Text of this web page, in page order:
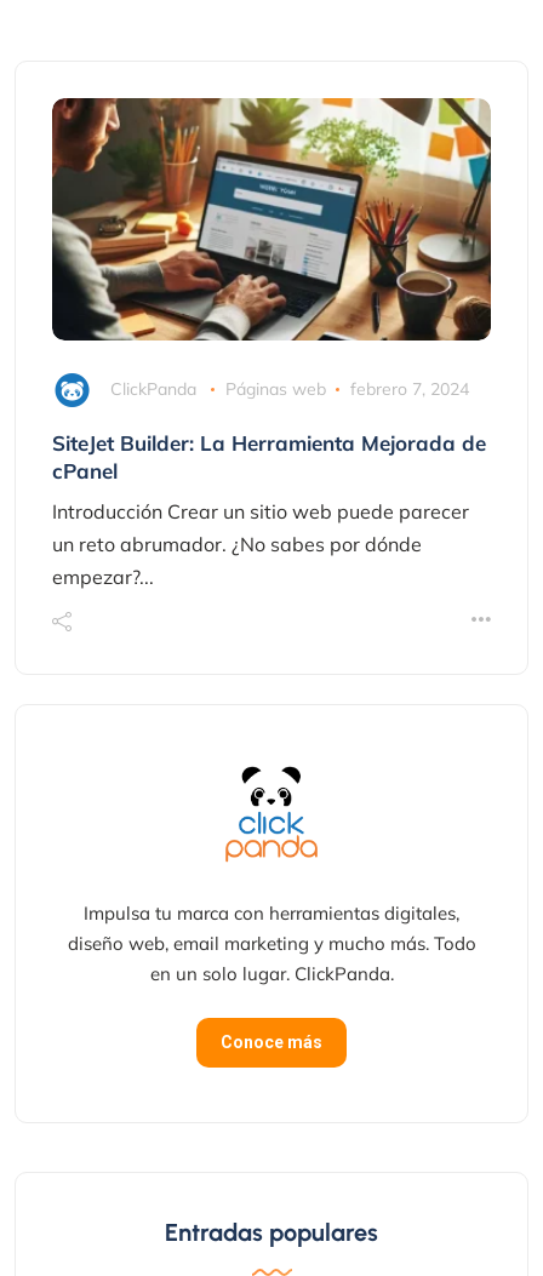
ClickPanda Páginas web febrero 7, 2024
SiteJet Builder: La Herramienta Mejorada de
cPanel
Introducción Crear un sitio web puede parecer
un reto abrumador. ¿No sabes por dónde
empezar?...
Impulsa tu marca con herramientas digitales,
diseño web, email marketing y mucho más. Todo
en un solo lugar. ClickPanda.
Conoce más
Entradas populares